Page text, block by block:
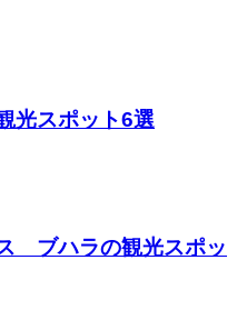
光スポット6選
ブハラの観光スポッ